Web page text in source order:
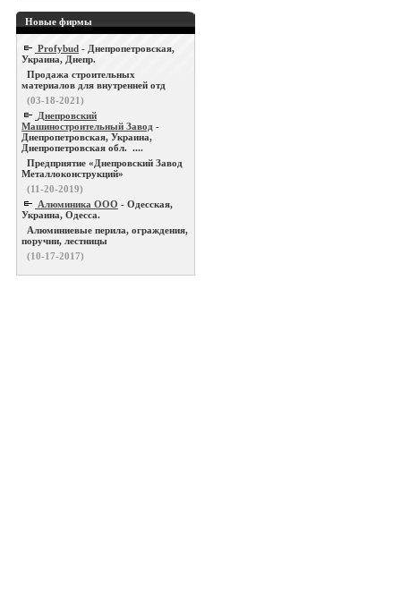
Новые фирмы
Profybud - Днепропетровская,
Украина, Днепр.
Продажа строительных
материалов для внутренней отд
(03-18-2021)
Днепровский
Машиностроительный Завод -
Днепропетровская, Украина,
Днепропетровская обл. ....
Предприятие «Днепровский Завод
Металлоконструкций»
(11-20-2019)
Алюминика ООО - Одесская,
Украина, Одесса.
Алюминиевые перила, ограждения,
поручни, лестницы
(10-17-2017)